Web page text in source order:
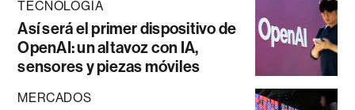
TECNOLOGÍA
Así será el primer dispositivo de
OpenAI: un altavoz con IA,
sensores y piezas móviles
MERCADOS